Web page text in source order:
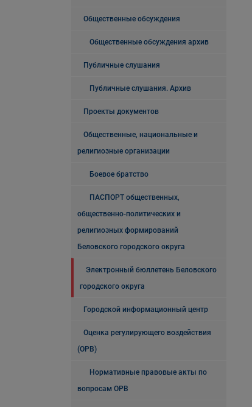
Общественные обсуждения
Общественные обсуждения архив
Публичные слушания
Публичные слушания. Архив
Проекты документов
Общественные, национальные и
религиозные организации
Боевое братство
ПАСПОРТ общественных,
общественно-политических и
религиозных формирований
Беловского городского округа
Электронный бюллетень Беловского
городского округа
Городской информационный центр
Оценка регулирующего воздействия
(ОРВ)
Нормативные правовые акты по
вопросам ОРВ